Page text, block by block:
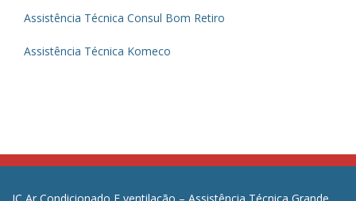
Assistência Técnica Consul Bom Retiro
Assistência Técnica Komeco